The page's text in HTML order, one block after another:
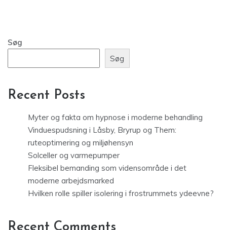
Søg
Søg
Recent Posts
Myter og fakta om hypnose i moderne behandling
Vinduespudsning i Låsby, Bryrup og Them:
ruteoptimering og miljøhensyn
Solceller og varmepumper
Fleksibel bemanding som vidensområde i det
moderne arbejdsmarked
Hvilken rolle spiller isolering i frostrummets ydeevne?